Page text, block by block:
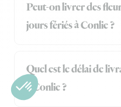
Peut-on livrer des
jours fériés à Conlie ?
Quel est le délai de
à Conlie ?